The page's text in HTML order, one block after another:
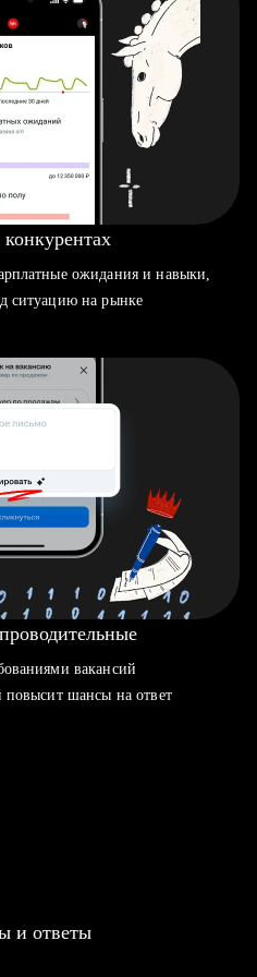
ожидания и навыки,
ситуацию на рынке
вакансий
повысит шансы на ответ
и ответы